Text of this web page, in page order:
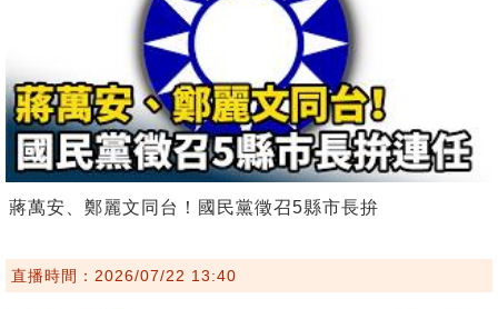
蔣萬安、鄭麗文同台！國民黨徵召5縣市長拚
直播時間：2026/07/22 13:40